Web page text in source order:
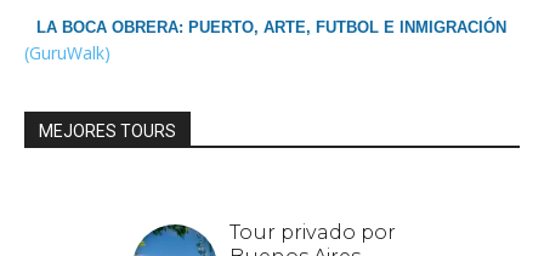
LA BOCA OBRERA: PUERTO, ARTE, FUTBOL E INMIGRACIÓN
(GuruWalk)
MEJORES TOURS